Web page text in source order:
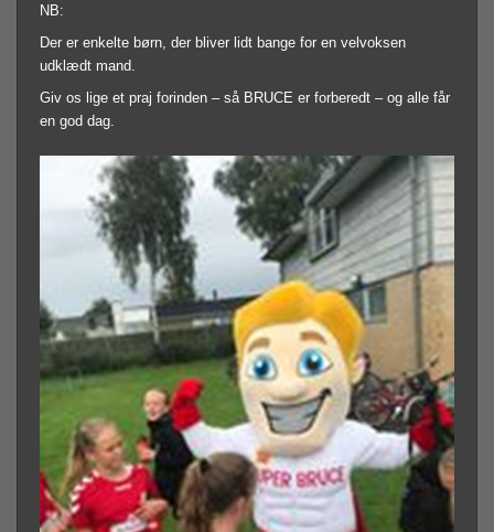
NB:
Der er enkelte børn, der bliver lidt bange for en velvoksen
udklædt mand.
Giv os lige et praj forinden – så BRUCE er forberedt – og alle får
en god dag.